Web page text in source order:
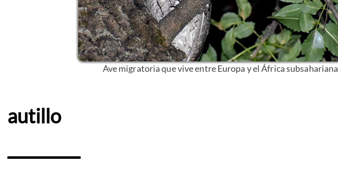
Ave migratoria que vive entre Europa y el África subsahariana
autillo